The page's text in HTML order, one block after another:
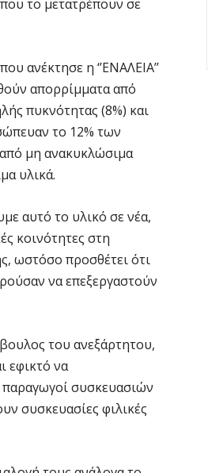
το μετατρέπουν σε
ανέκτησε η ‘’ΕΝΑΛΕΙΑ’’
απορρίμματα από
πυκνότητας (8%) και
το 12% των
μη ανακυκλώσιμα
υλικά.
αυτό το υλικό σε νέα,
κοινότητες στη
ωστόσο προσθέτει ότι
να επεξεργαστούν
του ανεξάρτητου,
εφικτό να
συσκευασιών
συσκευασίες φιλικές